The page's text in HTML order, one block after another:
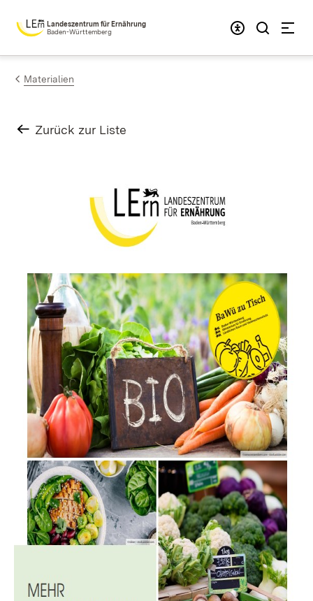
Zum Inhalt springen
Landeszentrum für Ernährung
Baden-Württemberg
Materialien
Zurück zur Liste